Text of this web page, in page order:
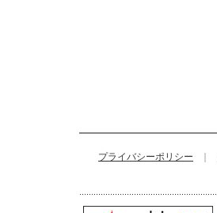
プライバシーポリシー